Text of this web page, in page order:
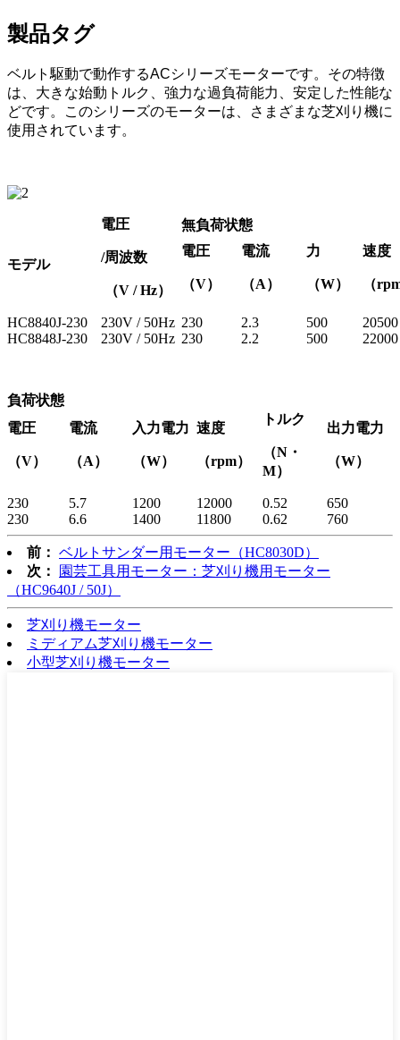
製品タグ
ベルト駆動で動作するACシリーズモーターです。その特徴
は、大きな始動トルク、強力な過負荷能力、安定した性能な
どです。このシリーズのモーターは、さまざまな芝刈り機に
使用されています。
モデル
電圧
/周波数
（V / Hz）
無負荷状態
電圧
（V）
電流
（A）
力
（W）
速度
（
HC8840J-230 230V / 50Hz 230 2.3 500
20500
HC8848J-230
230V / 50Hz 230 2.2 500 22000
負荷状態
電圧
（V）
電流
（A）
入力電力
（W）
速度
（rpm）
トルク
（N・
M）
出力電力
（W）
230 5.7 1200 12000 0.52
650
230
6.6 1400 11800 0.62 760
前： ベルトサンダー用モーター（HC8030D）
次：
園芸工具用モーター：芝刈り機用モーター
（HC9640J / 50J）
芝刈り機モーター
ミディアム芝刈り機モーター
小型芝刈り機モーター